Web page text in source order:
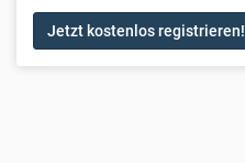
Jetzt kostenlos registrieren!